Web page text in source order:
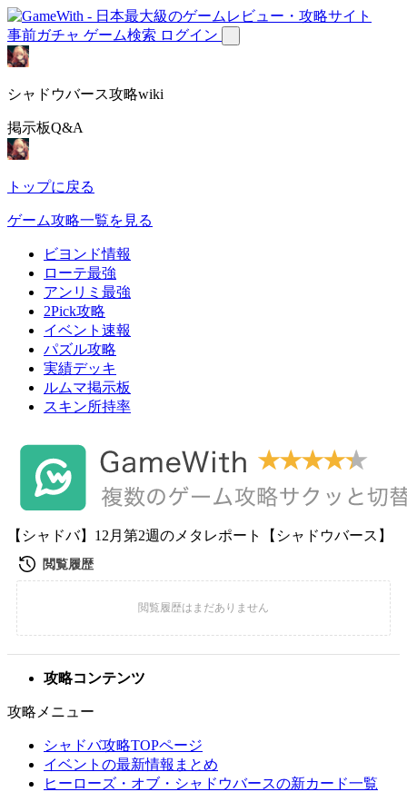
事前ガチャ ゲーム検索 ログイン
シャドウバース攻略wiki
掲示板Q&A
トップに戻る
ゲーム攻略一覧を見る
ビヨンド情報
ローテ最強
アンリミ最強
2Pick攻略
イベント速報
パズル攻略
実績デッキ
ルムマ掲示板
スキン所持率
【シャドバ】12月第2週のメタレポート【シャドウバース】
攻略コンテンツ
攻略メニュー
シャドバ攻略TOPページ
イベントの最新情報まとめ
ヒーローズ・オブ・シャドウバースの新カード一覧